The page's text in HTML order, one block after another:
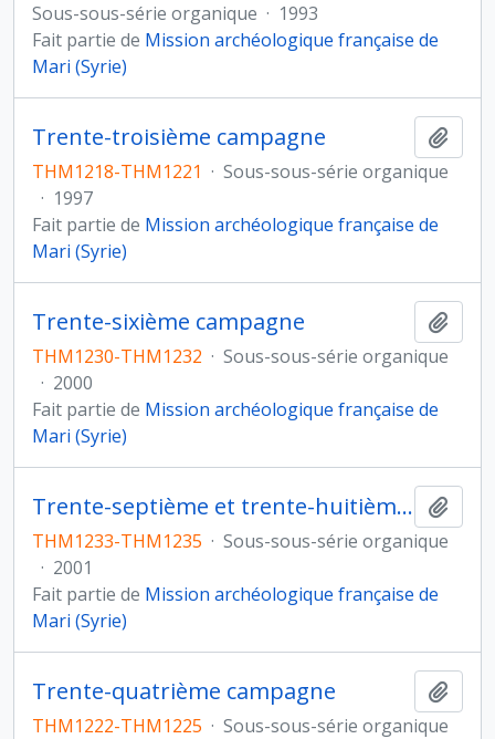
Sous-sous-série organique · 1993
Fait partie de Mission archéologique française de
Mari (Syrie)
Trente-troisième campagne
THM1218-THM1221 · Sous-sous-série organique
· 1997
Fait partie de Mission archéologique française de
Mari (Syrie)
Trente-sixième campagne
THM1230-THM1232 · Sous-sous-série organique
· 2000
Fait partie de Mission archéologique française de
Mari (Syrie)
Trente-septième et trente-huitième campagne
THM1233-THM1235 · Sous-sous-série organique
· 2001
Fait partie de Mission archéologique française de
Mari (Syrie)
Trente-quatrième campagne
THM1222-THM1225 · Sous-sous-série organique